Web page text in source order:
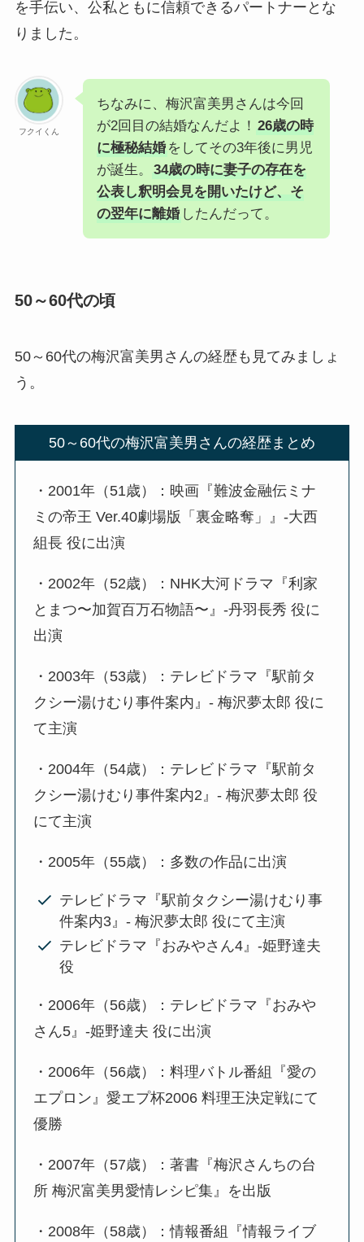
を手伝い、公私ともに信頼できるパートナーとな
りました。
フクイくん
ちなみに、梅沢富美男さんは今回
が2回目の結婚なんだよ！ 26歳の時
に極秘結婚 をしてその3年後に男児
が誕生。
34歳の時に妻子の存在を
公表し釈明会見を開いたけど、そ
の翌年に離婚 したんだって。
50～60代の頃
50～60代の梅沢富美男さんの経歴も見てみましょ
う。
50～60代の梅沢富美男さんの経歴まとめ
・2001年（51歳）：映画『難波金融伝ミナ
ミの帝王 Ver.40劇場版「裏金略奪」』-大西
組長 役に出演
・2002年（52歳）：NHK大河ドラマ『利家
とまつ〜加賀百万石物語〜』-丹羽長秀 役に
出演
・2003年（53歳）：テレビドラマ『駅前タ
クシー湯けむり事件案内』- 梅沢夢太郎 役に
て主演
・2004年（54歳）：テレビドラマ『駅前タ
クシー湯けむり事件案内2』- 梅沢夢太郎 役
にて主演
・2005年（55歳）：多数の作品に出演
テレビドラマ『駅前タクシー湯けむり事
件案内3』- 梅沢夢太郎 役にて主演
テレビドラマ『おみやさん4』-姫野達夫
役
・2006年（56歳）：テレビドラマ『おみや
さん5』-姫野達夫 役に出演
・2006年（56歳）：料理バトル番組『愛の
エプロン』愛エプ杯2006 料理王決定戦にて
優勝
・2007年（57歳）：著書『梅沢さんちの台
所 梅沢富美男愛情レシピ集』を出版
・2008年（58歳）：情報番組『情報ライブ